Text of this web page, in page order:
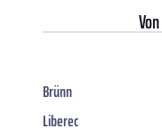
Von
Brünn
Liberec